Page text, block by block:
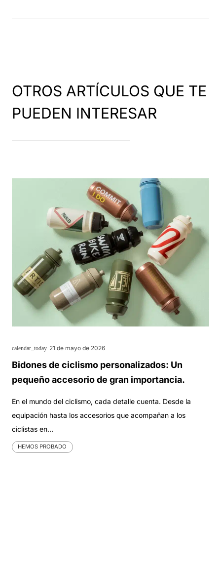
OTROS ARTÍCULOS QUE TE
PUEDEN INTERESAR
calendar_today 21 de mayo de 2026
Bidones de ciclismo personalizados: Un
pequeño accesorio de gran importancia.
En el mundo del ciclismo, cada detalle cuenta. Desde la
equipación hasta los accesorios que acompañan a los
ciclistas en…
HEMOS PROBADO